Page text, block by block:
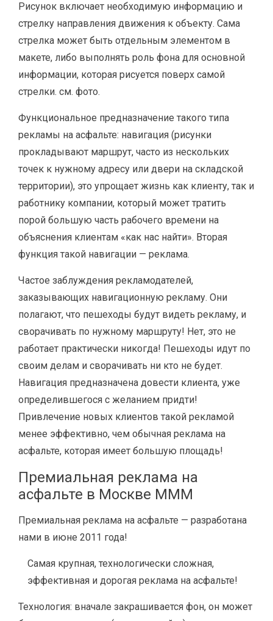
Рисунок включает необходимую информацию и
стрелку направления движения к объекту. Сама
стрелка может быть отдельным элементом в
макете, либо выполнять роль фона для основной
информации, которая рисуется поверх самой
стрелки. см. фото.
Функциональное предназначение такого типа
рекламы на асфальте: навигация (рисунки
прокладывают маршрут, часто из нескольких
точек к нужному адресу или двери на складской
территории), это упрощает жизнь как клиенту, так и
работнику компании, который может тратить
порой большую часть рабочего времени на
объяснения клиентам «как нас найти». Вторая
функция такой навигации — реклама.
Частое заблуждения рекламодателей,
заказывающих навигационную рекламу. Они
полагают, что пешеходы будут видеть рекламу, и
сворачивать по нужному маршруту! Нет, это не
работает практически никогда! Пешеходы идут по
своим делам и сворачивать ни кто не будет.
Навигация предназначена довести клиента, уже
определившегося с желанием придти!
Привлечение новых клиентов такой рекламой
менее эффективно, чем обычная реклама на
асфальте, которая имеет большую площадь!
Премиальная реклама на
асфальте в Москве МММ
Премиальная реклама на асфальте — разработана
нами в июне 2011 года!
Самая крупная, технологически сложная,
эффективная и дорогая реклама на асфальте!
Технология: вначале закрашивается фон, он может